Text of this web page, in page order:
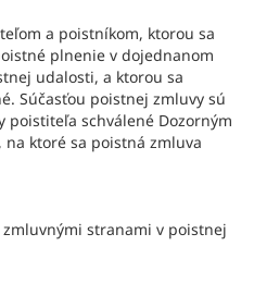
a poistníkom, ktorou sa
plnenie v dojednanom
udalosti, a ktorou sa
Súčasťou poistnej zmluvy sú
poistiteľa schválené Dozorným
ktoré sa poistná zmluva
stranami v poistnej